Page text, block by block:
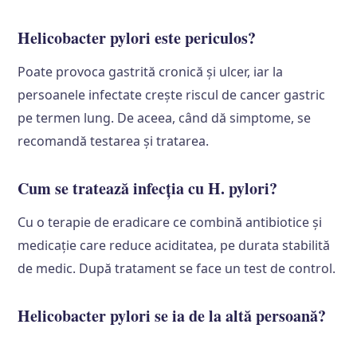
Helicobacter pylori este periculos?
Poate provoca gastrită cronică și ulcer, iar la
persoanele infectate crește riscul de cancer gastric
pe termen lung. De aceea, când dă simptome, se
recomandă testarea și tratarea.
Cum se tratează infecția cu H. pylori?
Cu o terapie de eradicare ce combină antibiotice și
medicație care reduce aciditatea, pe durata stabilită
de medic. După tratament se face un test de control.
Helicobacter pylori se ia de la altă persoană?